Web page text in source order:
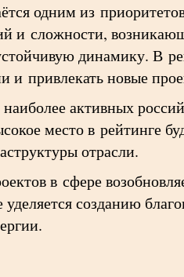
одним из
и сложности,
динамику. В
и привлекать новые
активных
место в рейтинге
отрасли.
в сфере
созданию